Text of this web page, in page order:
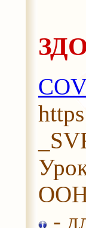
ООН
-